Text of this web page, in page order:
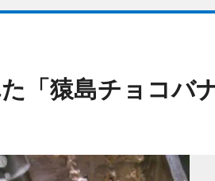
「猿島チョコバ